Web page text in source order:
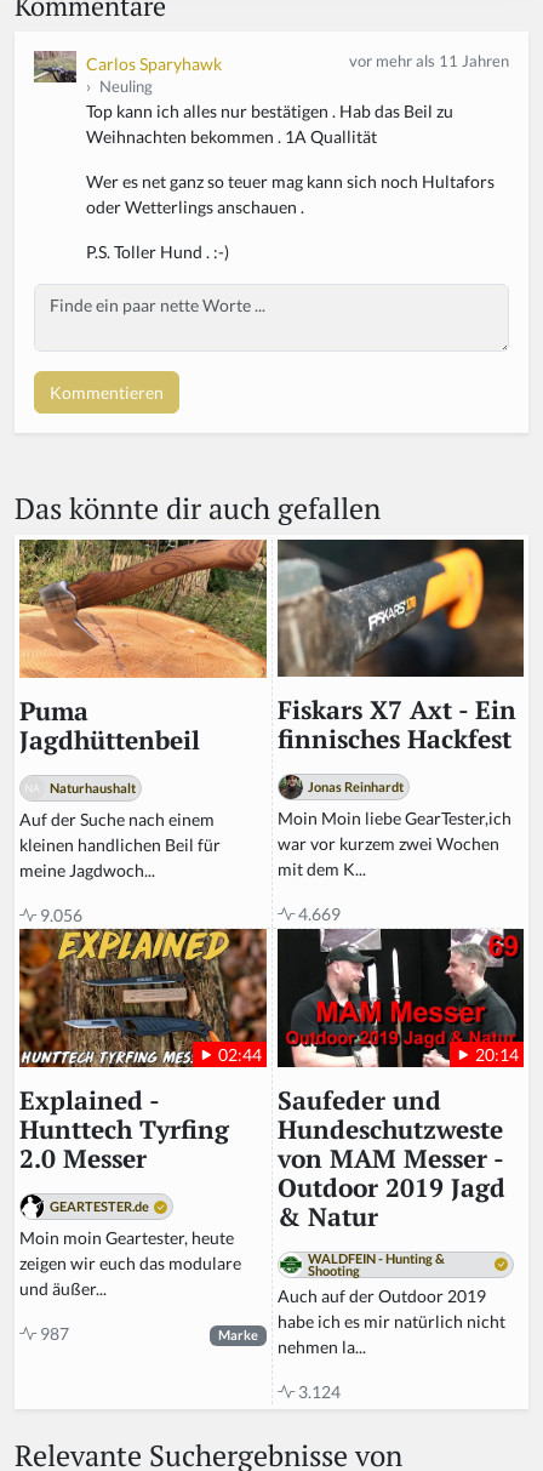
Carlos Sparyhawk
› Neuling
vor mehr als 11 Jahren
Top kann ich alles nur bestätigen . Hab das Beil zu
Weihnachten bekommen . 1A Quallität
Wer es net ganz so teuer mag kann sich noch Hultafors
oder Wetterlings anschauen .
P.S. Toller Hund . :-)
Body
Das könnte dir auch gefallen
Puma
Jagdhüttenbeil
Naturhaushalt
Auf der Suche nach einem
kleinen handlichen Beil für
meine Jagdwoch...
9.056
Fiskars X7 Axt - Ein
finnisches Hackfest
Jonas Reinhardt
Moin Moin liebe GearTester,ich
war vor kurzem zwei Wochen
mit dem K...
4.669
02:44
Explained -
Hunttech Tyrfing
2.0 Messer
GEARTESTER.de
Moin moin Geartester, heute
zeigen wir euch das modulare
und äußer...
987 Marke
20:14
Saufeder und
Hundeschutzweste
von MAM Messer -
Outdoor 2019 Jagd
& Natur
WALDFEIN - Hunting &
Shooting
Auch auf der Outdoor 2019
habe ich es mir natürlich nicht
nehmen la...
3.124
Relevante Suchergebnisse von